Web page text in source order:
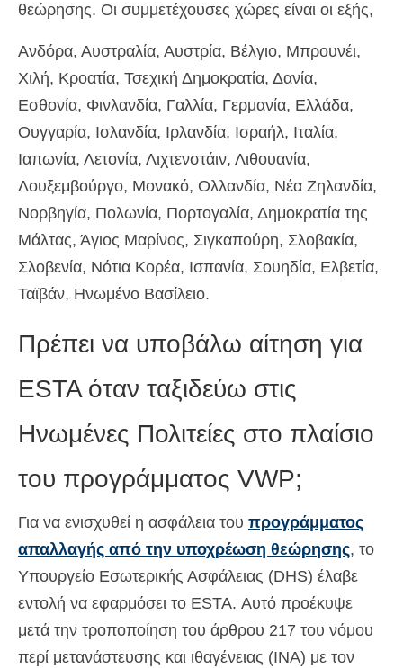
θεώρησης. Οι συμμετέχουσες χώρες είναι οι εξής,
Ανδόρα, Αυστραλία, Αυστρία, Βέλγιο, Μπρουνέι,
Χιλή, Κροατία, Τσεχική Δημοκρατία, Δανία,
Εσθονία, Φινλανδία, Γαλλία, Γερμανία, Ελλάδα,
Ουγγαρία, Ισλανδία, Ιρλανδία, Ισραήλ, Ιταλία,
Ιαπωνία, Λετονία, Λιχτενστάιν, Λιθουανία,
Λουξεμβούργο, Μονακό, Ολλανδία, Νέα Ζηλανδία,
Νορβηγία, Πολωνία, Πορτογαλία, Δημοκρατία της
Μάλτας, Άγιος Μαρίνος, Σιγκαπούρη, Σλοβακία,
Σλοβενία, Νότια Κορέα, Ισπανία, Σουηδία, Ελβετία,
Ταϊβάν, Ηνωμένο Βασίλειο.
Πρέπει να υποβάλω αίτηση για
ESTA όταν ταξιδεύω στις
Ηνωμένες Πολιτείες στο πλαίσιο
του προγράμματος VWP;
Για να ενισχυθεί η ασφάλεια του προγράμματος
απαλλαγής από την υποχρέωση θεώρησης, το
Υπουργείο Εσωτερικής Ασφάλειας (DHS) έλαβε
εντολή να εφαρμόσει το ESTA. Αυτό προέκυψε
μετά την τροποποίηση του άρθρου 217 του νόμου
περί μετανάστευσης και ιθαγένειας (INA) με τον